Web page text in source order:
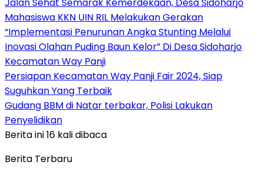
Mahasiswa KKN UIN RIL Melakukan Gerakan
“Implementasi Penurunan Angka Stunting Melalui
Inovasi Olahan Puding Baun Kelor” Di Desa Sidoharjo
Kecamatan Way Panji
Persiapan Kecamatan Way Panji Fair 2024, Siap
Suguhkan Yang Terbaik
Gudang BBM di Natar terbakar, Polisi Lakukan
Penyelidikan
Berita ini 16 kali dibaca
Berita Terbaru